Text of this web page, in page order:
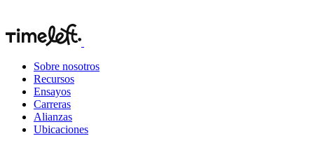
Sobre nosotros
Recursos
Ensayos
Carreras
Alianzas
Ubicaciones